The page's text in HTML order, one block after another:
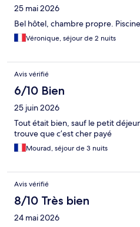
25 mai 2026
Bel hôtel, chambre propre.
Véronique, séjour de 2 nuits
Avis vérifié
6/10 Bien
25 juin 2026
Tout était bien, sauf le petit
trouve que c’est cher payé
Mourad, séjour de 3 nuits
Avis vérifié
8/10 Très bien
24 mai 2026